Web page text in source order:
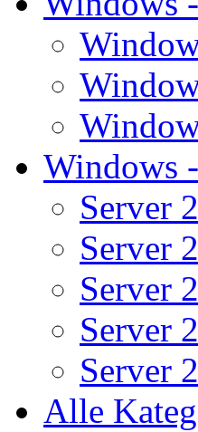
Windows
Server
Server
Server
Server
Server
Alle